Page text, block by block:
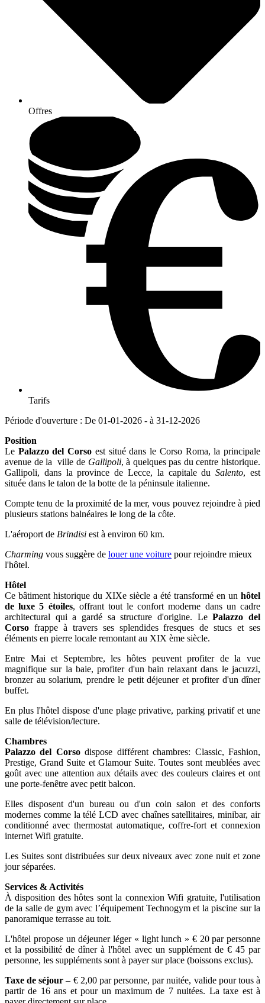
Offres
Tarifs
Période d'ouverture : De 01-01-2026 - à 31-12-2026
Position
Le Palazzo del Corso est situé dans le Corso Roma, la principale
avenue de la ville de Gallipoli, à quelques pas du centre historique.
Gallipoli, dans la province de Lecce, la capitale duSalento, est
située dans le talon de la botte de la péninsule italienne.
Compte tenu de la proximité de la mer, vous pouvez rejoindre à pied
plusieurs stations balnéaires le long de la côte.
L'aéroport de Brindisi est à environ 60 km.
Charming vous suggère de louer une voiture pour rejoindre mieux
l'hôtel.
Hôtel
Ce bâtiment historique du XIXe siècle a été transformé en un hôtel
de luxe 5 étoiles, offrant tout le confort moderne dans un cadre
architectural qui a gardé sa structure d'origine. LePalazzo del
Corso frappe à travers ses splendides fresques de stucs et ses
éléments en pierre locale remontant au XIX ème siècle.
Entre Mai et Septembre, les hôtes peuvent profiter de la vue
magnifique sur la baie, profiter d'un bain relaxant dans le jacuzzi,
bronzer au solarium, prendre le petit déjeuner et profiter d'un dîner
buffet.
En plus l'hôtel dispose d'une plage privative, parking privatif et une
salle de télévision/lecture.
Chambres
Palazzo del Corsodispose différent chambres: Classic, Fashion,
Prestige, Grand Suite et Glamour Suite. Toutes sont meublées avec
goût avec une attention aux détails avec des couleurs claires et ont
une porte-fenêtre avec petit balcon.
Elles disposent d'un bureau ou d'un coin salon et des conforts
modernes comme la télé LCD avec chaînes satellitaires, minibar, air
conditionné avec thermostat automatique, coffre-fort et connexion
internet Wifi gratuite.
Les Suites sont distribuées sur deux niveaux avec zone nuit et zone
jour séparées.
Services & Activités
À disposition des hôtes sont la connexion Wifi gratuite, l'utilisation
de la salle de gym avec l’équipement Technogym et la piscine sur la
panoramique terrasse au toit.
L'hôtel propose un déjeuner léger « light lunch » € 20 par personne
et la possibilité de dîner à l'hôtel avec un supplément de € 45 par
personne, les suppléments sont à payer sur place (boissons exclus).
Taxe de séjour – € 2,00 par personne, par nuitée, valide pour tous à
partir de 16 ans et pour un maximum de 7 nuitées. La taxe est à